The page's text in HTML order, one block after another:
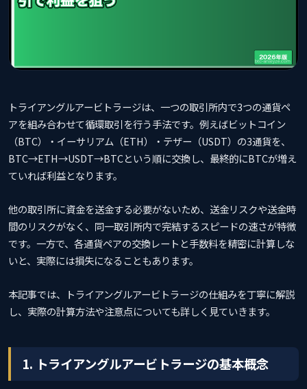
トライアングルアービトラージは、一つの取引所内で3つの通貨ペ
アを組み合わせて循環取引を行う手法です。例えばビットコイン
（BTC）・イーサリアム（ETH）・テザー（USDT）の3通貨を、
BTC→ETH→USDT→BTCという順に交換し、最終的にBTCが増え
ていれば利益となります。
他の取引所に資金を送金する必要がないため、送金リスクや送金時
間のリスクがなく、同一取引所内で完結するスピードの速さが特徴
です。一方で、各通貨ペアの交換レートと手数料を精密に計算しな
いと、実際には損失になることもあります。
本記事では、トライアングルアービトラージの仕組みを丁寧に解説
し、実際の計算方法や注意点についても詳しく見ていきます。
1. トライアングルアービトラージの基本概念